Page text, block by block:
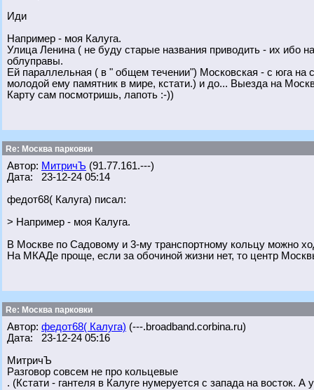
Иди
Например - моя Калуга.
Улица Ленина ( не буду старые названия приводить - их ибо
облуправы.
Ей параллельная ( в " общем течении") Московская - с юга
молодой ему памятник в мире, кстати.) и до... Выезда на
Карту сам посмотришь, лапоть :-))
Re: Москва парковки
Автор: МитричЪ (91.77.161.---)
Дата: 23-12-24 05:14
федот68( Калуга) писал:
> Например - моя Калуга.
В Москве по Садовому и 3-му транспортному кольцу можно
На МКАДе проще, если за обочиной жизни нет, то центр
Re: Москва парковки
Автор: федот68( Калуга) (---.broadband.corbina.ru)
Дата: 23-12-24 05:16
МитричЪ
Разговор совсем не про кольцевые
. (Кстати - гантеля в Калуге нумеруется с запада на